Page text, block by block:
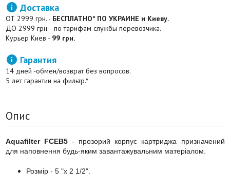
 Доставка
ОТ 2999 грн. - БЕСПЛАТНО* ПО УКРАИНЕ и Киеву.
ДО 2999 грн. - по тарифам службы перевозчика.
Курьер Киев - 99 грн.
 Гарантия
14 дней -обмен/возврат без вопросов.
5 лет гарантии на фильтр.*
Опис
Aquafilter FCEB5- прозорий корпус картриджа призначений
для наповнення будь-яким завантажувальним матеріалом.
Розмір - 5 "x 2 1/2".